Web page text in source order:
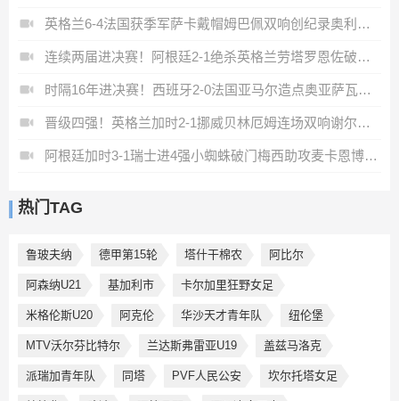
英格兰6-4法国获季军萨卡戴帽姆巴佩双响创纪录奥利塞2助+失良机
连续两届进决赛！阿根廷2-1绝杀英格兰劳塔罗恩佐破门梅西两助攻
时隔16年进决赛！西班牙2-0法国亚马尔造点奥亚萨瓦尔、波罗破门
晋级四强！英格兰加时2-1挪威贝林厄姆连场双响谢尔德鲁普破门
阿根廷加时3-1瑞士进4强小蜘蛛破门梅西助攻麦卡恩博洛假摔染红
热门TAG
鲁玻夫纳 德甲第15轮 塔什干棉农 阿比尔
阿森纳U21 基加利市 卡尔加里狂野女足
米格伦斯U20 阿克伦 华沙天才青年队 纽伦堡
MTV沃尔芬比特尔 兰达斯弗雷亚U19 盖兹马洛克
派瑞加青年队 同塔 PVF人民公安 坎尔托塔女足